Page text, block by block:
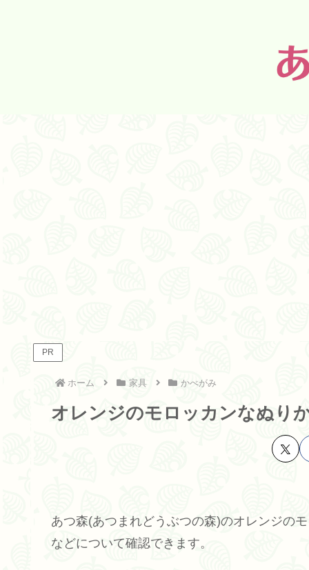
PR
ホーム 家具 かべがみ
オレンジのモロッカンなぬり
あつ森(あつまれどうぶつの森)のオレンジの
などについて確認できます。